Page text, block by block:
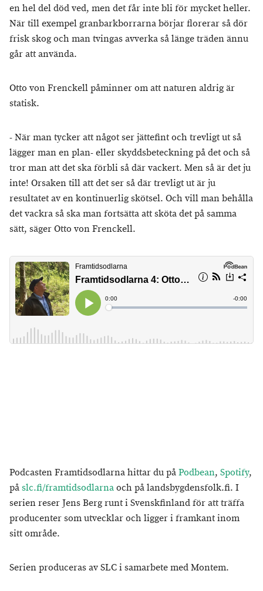
en hel del död ved, men det får inte bli för mycket heller.
När till exempel granbarkborrarna börjar florerar så dör
frisk skog och man tvingas avverka så länge träden ännu
går att använda.
Otto von Frenckell påminner om att naturen aldrig är
statisk.
- När man tycker att något ser jättefint och trevligt ut så
lägger man en plan- eller skyddsbeteckning på det och så
tror man att det ska förbli så där vackert. Men så är det ju
inte! Orsaken till att det ser så där trevligt ut är ju
resultatet av en kontinuerlig skötsel. Och vill man behålla
det vackra så ska man fortsätta att sköta det på samma
sätt, säger Otto von Frenckell.
Podcasten Framtidsodlarna hittar du påPodbean, Spotify,
påslc.fi/framtidsodlarnaoch på landsbygdensfolk.fi. I
serien reser Jens Berg runt i Svenskfinland för att träffa
producenter som utvecklar och ligger i framkant inom
sitt område.
Serien produceras av SLC i samarbete med Montem.